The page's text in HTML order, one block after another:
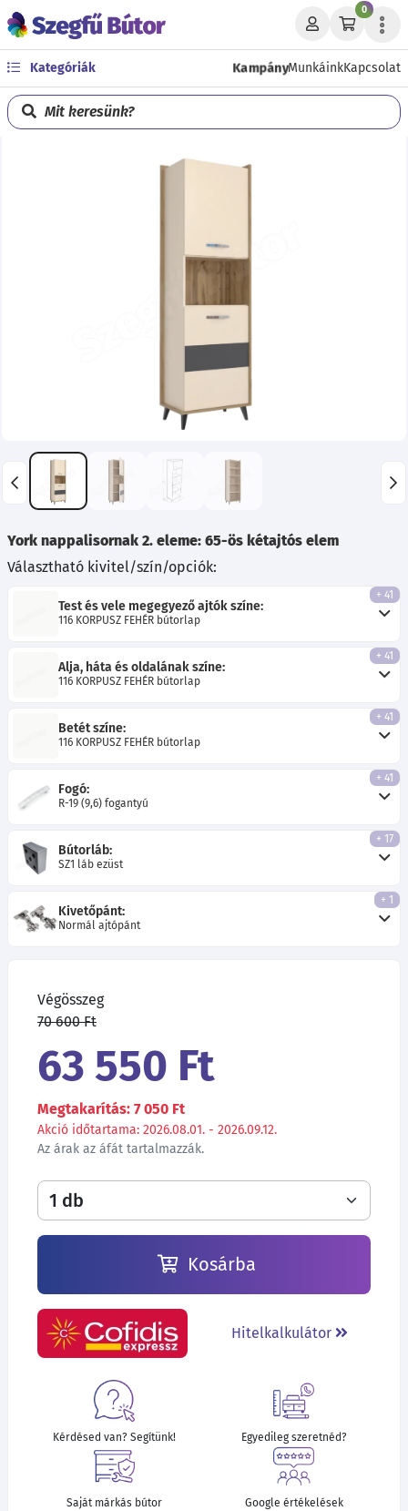
0
Kategóriák KampányMunkáinkKapcsolat
Mit keresünk?
York nappalisornak 2. eleme: 65-ös kétajtós elem
Választható kivitel/szín/opciók:
Test és vele megegyező ajtók színe:
116 KORPUSZ FEHÉR bútorlap
+ 41
Alja, háta és oldalának színe:
116 KORPUSZ FEHÉR bútorlap
+ 41
Betét színe:
116 KORPUSZ FEHÉR bútorlap
+ 41
Fogó:
R-19 (9,6) fogantyú
+ 41
Bútorláb:
SZ1 láb ezüst
+ 17
Kivetőpánt:
Normál ajtópánt
+ 1
Végösszeg
70 600 Ft
63 550 Ft
Megtakarítás: 7 050 Ft
Akció időtartama: 2026.08.01. - 2026.09.12.
Az árak az áfát tartalmazzák.
Kosárba
Hitelkalkulátor
Kérdésed van? Segítünk! Egyedileg szeretnéd?
Saját márkás bútor Google értékelések